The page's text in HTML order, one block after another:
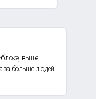
блоке, выше
больше людей